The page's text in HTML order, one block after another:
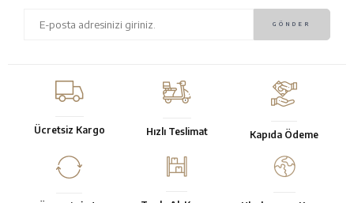
Ücretsiz Kargo Hızlı Teslimat Kapıda Ödeme